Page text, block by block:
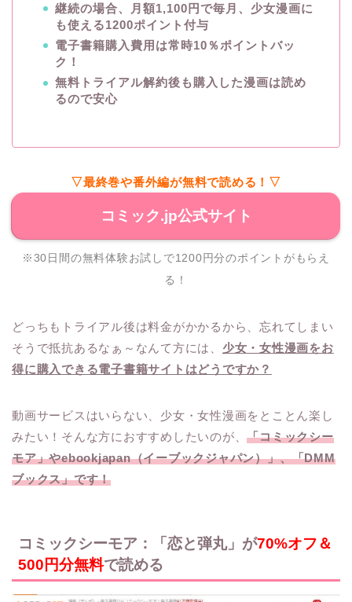
継続の場合、月額1,100円で毎月、少女漫画に
も使える1200ポイント付与
電子書籍購入費用は常時10％ポイントバッ
ク！
無料トライアル解約後も購入した漫画は読め
るので安心
▽最終巻や番外編が無料で読める！▽
コミック.jp公式サイト
※30日間の無料体験お試しで1200円分のポイントがもらえ
る！
どっちもトライアル後は料金がかかるから、忘れてしまい
そうで抵抗あるなぁ～なんて方には、 少女・女性漫画をお
得に購入できる電子書籍サイトはどうですか？
動画サービスはいらない、少女・女性漫画をとことん楽し
みたい！そんな方におすすめしたいのが、「コミックシー
モア」やebookjapan（イーブックジャパン）」、「DMM
ブックス」です！
コミックシーモア：「恋と弾丸」が70%オフ＆
500円分無料で読める